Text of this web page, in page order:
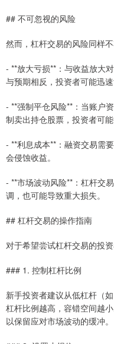
## 不可忽视的风险
然而，杠杆交易的风险同样不
- **放大亏损**：与收益放大
与预期相反，投资者可能迅速
- **强制平仓风险**：当账户
制卖出持仓股票，投资者可能
- **利息成本**：融资交易需
会侵蚀收益。
- **市场波动风险**：杠杆交
调，也可能导致重大损失。
## 杠杆交易的操作指南
对于希望尝试杠杆交易的投
### 1. 控制杠杆比例
新手投资者建议从低杠杆（
杠杆比例越高，容错空间越
以保留应对市场波动的缓冲。